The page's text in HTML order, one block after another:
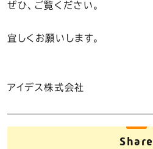
ぜひ、ご覧ください。
宜しくお願いします。
アイデス株式会社
Share